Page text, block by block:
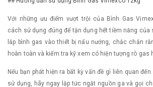
Với những ưu điểm vượt trội của Bình Gas
cách sử dụng đúng để tận dụng hết tiềm năng của
lắp bình gas vào thiết bị nấu nướng, chắc chắn
hoàn toàn và kiểm tra kỹ xem có hiện tượng rò gas
Nếu bạn phát hiện ra bất kỳ vấn đề gì liên quan
sử dụng, hãy ngay lập tức ngắt nguồn ga và gọi